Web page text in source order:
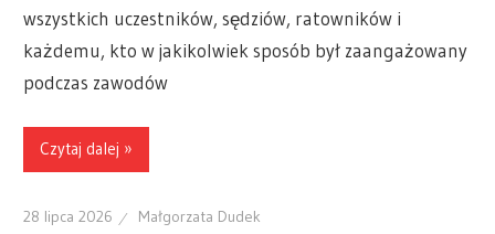
wszystkich uczestników, sędziów, ratowników i
każdemu, kto w jakikolwiek sposób był zaangażowany
podczas zawodów
Czytaj dalej »
28 lipca 2026 Małgorzata Dudek